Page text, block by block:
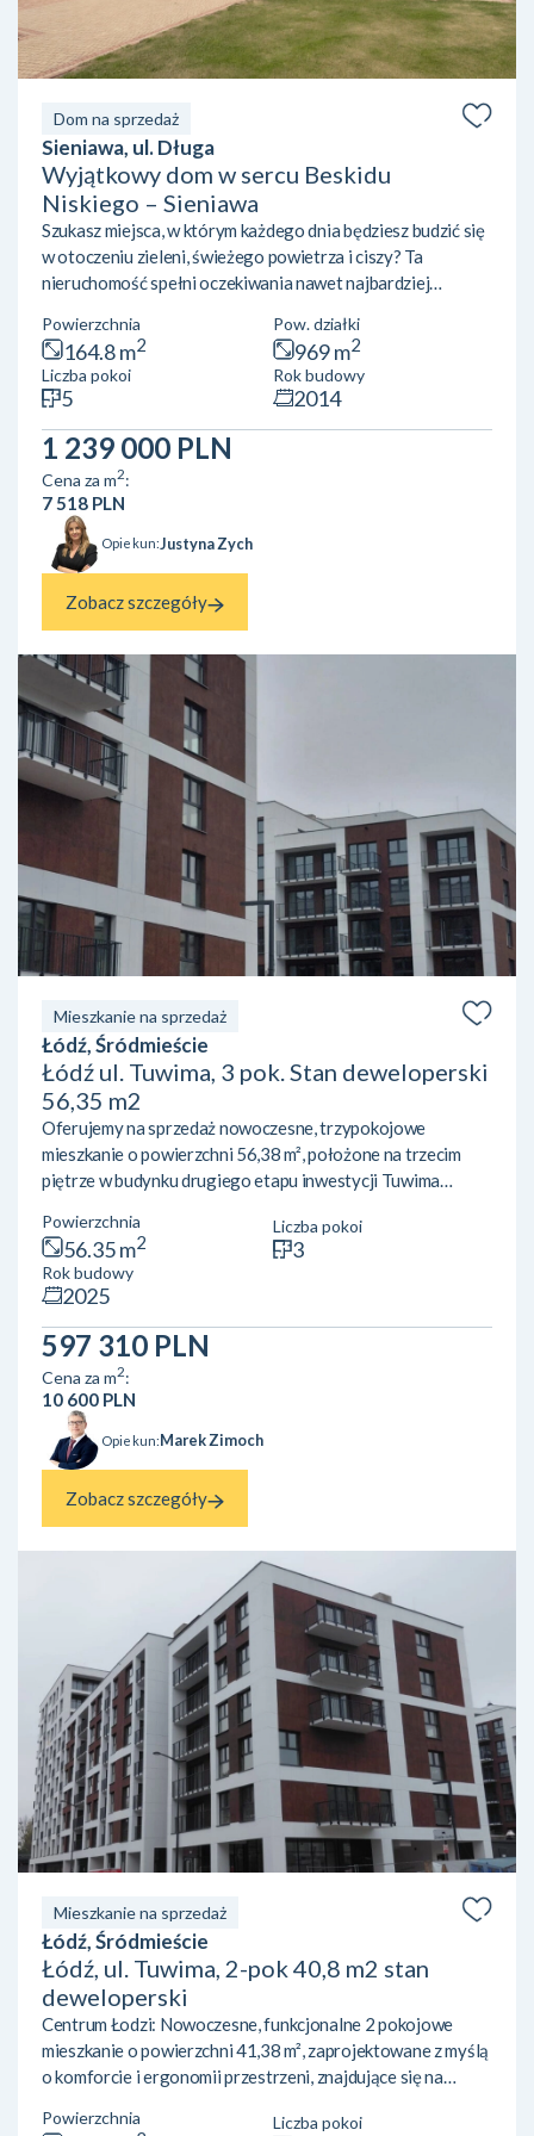
Dom na sprzedaż
Sieniawa, ul. Długa
Wyjątkowy dom w sercu Beskidu
Niskiego – Sieniawa
Szukasz miejsca, w którym każdego dnia będziesz budzić się
w otoczeniu zieleni, świeżego powietrza i ciszy? Ta
nieruchomość spełni oczekiwania nawet najbardziej
wolnostojący dom jednorodzinny położony w malowniczej
miejscowości Sieniawa (gmina Rymanów, powiat
krośnieński). Nieruchomość znajduje się w otulinie
uzdrowisk Rymanów-Zdrój i Iwonicz-Zdrój, zaledwie kilka
minut od Jeziora Sieniawskiego. Dom został zbudowany
według projektu „Retr...
Powierzchnia
164.8 m2
Pow. działki
969 m2
Liczba pokoi
5
Rok budowy
2014
1 239 000 PLN
Cena za m2:
7 518 PLN
Opiekun:Justyna Zych
Zobacz szczegóły
Mieszkanie na sprzedaż
Łódź, Śródmieście
Łódź ul. Tuwima, 3 pok. Stan deweloperski
56,35 m2
Oferujemy na sprzedaż nowoczesne, trzypokojowe
mieszkanie o powierzchni 56,38 m², położone na trzecim
piętrze w budynku drugiego etapu inwestycji Tuwima
posiada balkon o powierzchni 3,55 m², który stanowi idealne
miejsce do relaksu. Cena wynosi 603 266 zł (10 700 zł/m²).
Najważniejsze cechy mieszkania:– Funkcjonalny układ
pomieszczeń: przestronny salon z aneksem kuchennym o
powierzchni 20,18 m² oraz dwa niezależne pokoje (12,31 m²
i...
Powierzchnia
56.35 m2
Liczba pokoi
3
Rok budowy
2025
597 310 PLN
Cena za m2:
10 600 PLN
Opiekun:Marek Zimoch
Zobacz szczegóły
Mieszkanie na sprzedaż
Łódź, Śródmieście
Łódź, ul. Tuwima, 2-pok 40,8 m2 stan
deweloperski
Centrum Łodzi: Nowoczesne, funkcjonalne 2 pokojowe
mieszkanie o powierzchni 41,38 m², zaprojektowane z myślą
o komforcie i ergonomii przestrzeni, znajdujące się na
pary, jak i inwestora szukającego lokalu pod wynajem w
Powierzchnia Liczba pokoi